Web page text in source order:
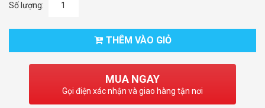
Số lượng:
THÊM VÀO GIỎ
MUA NGAY
Gọi điện xác nhận và giao hàng tận nơi